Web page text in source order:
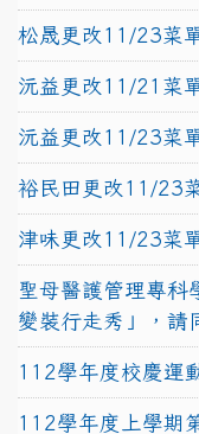
松晟更改11/23菜
沅益更改11/21菜
沅益更改11/23菜
裕民田更改11/23
津味更改11/23菜
聖母醫護管理專科
變裝行走秀」，請
112學年度校慶運
112學年度上學期